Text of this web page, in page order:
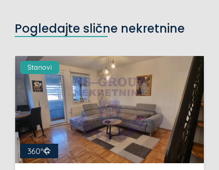
Pogledajte slične nekretnine
Stanovi
360°